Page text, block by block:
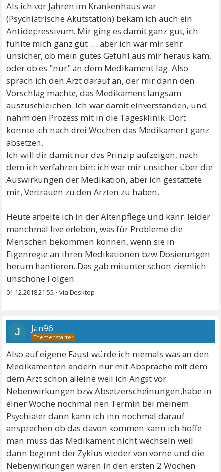
Als ich vor Jahren im Krankenhaus war
(Psychiatrische Akutstation) bekam ich auch ein
Antidepressivum. Mir ging es damit ganz gut, ich
fühlte mich ganz gut .... aber ich war mir sehr
unsicher, ob mein gutes Gefühl aus mir heraus kam,
oder ob es "nur" an dem Medikament lag. Also
sprach ich den Arzt darauf an, der mir dann den
Vorschlag machte, das Medikament langsam
auszuschleichen. Ich war damit einverstanden, und
nahm den Prozess mit in die Tagesklinik. Dort
konnte ich nach drei Wochen das Medikament ganz
absetzen.
Ich will dir damit nur das Prinzip aufzeigen, nach
dem ich verfahren bin: ich war mir unsicher über die
Auswirkungen der Medikation, aber ich gestattete
mir, Vertrauen zu den Ärzten zu haben.
Heute arbeite ich in der Altenpflege und kann leider
manchmal live erleben, was für Probleme die
Menschen bekommen können, wenn sie in
Eigenregie an ihren Medikationen bzw Dosierungen
herum hantieren. Das gab mitunter schon ziemlich
unschöne Folgen.
01.12.2018 21:55 •
J Jan96
Also auf eigene Faust würde ich niemals was an den
Medikamenten ändern nur mit Absprache mit dem
dem Arzt schon alleine weil ich Angst vor
Nebenwirkungen bzw Absetzerscheinungen,habe in
einer Woche nochmal nen Termin bei meinem
Psychiater dann kann ich ihn nochmal darauf
ansprechen ob das davon kommen kann ich hoffe
man muss das Medikament nicht wechseln weil
dann beginnt der Zyklus wieder von vorne und die
Nebenwirkungen waren in den ersten 2 Wochen